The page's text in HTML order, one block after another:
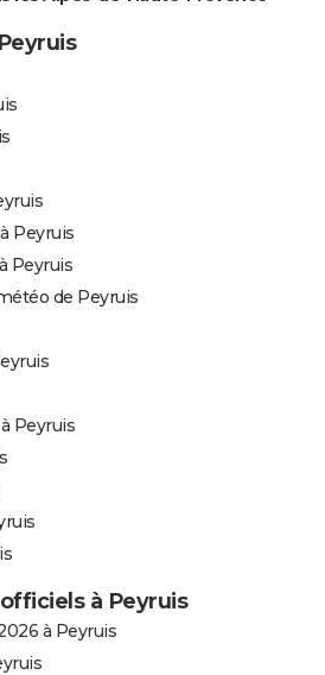
Peyruis
Peyruis
de Peyruis
Peyruis
à Peyruis
à Peyruis